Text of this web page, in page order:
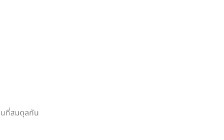
นที่สมดุลกัน